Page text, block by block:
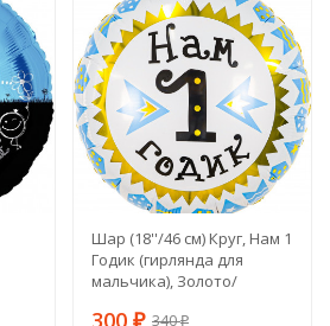
Шар (18''/46 см) Круг, Нам 1
Годик (гирлянда для
мальчика), Золото/
300 ₽ 340₽